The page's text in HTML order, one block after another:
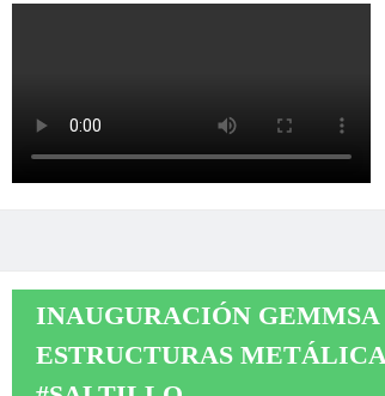
INAUGURACIÓN GEMMSA
ESTRUCTURAS